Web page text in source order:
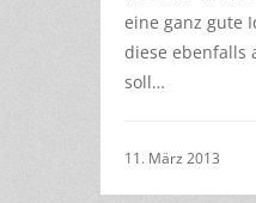
eine ganz gute
diese ebenfalls
soll…
11. März 2013